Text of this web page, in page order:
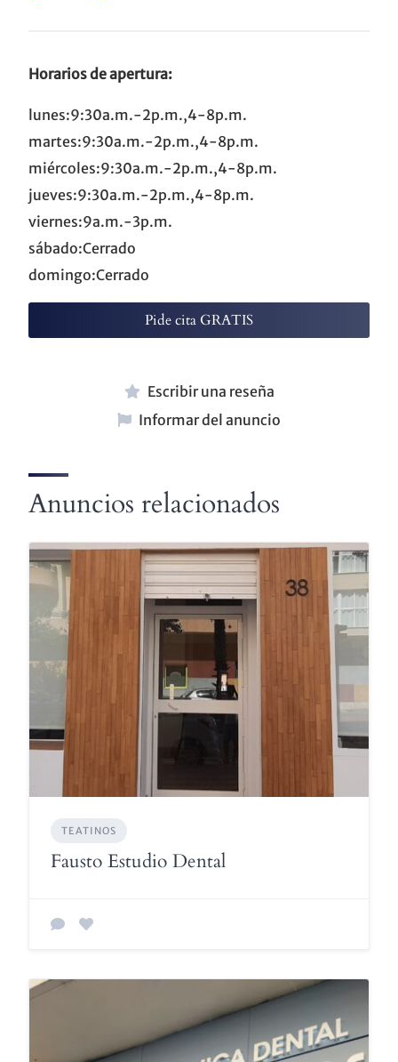
Horarios de apertura:
lunes:9:30a.m.-2p.m.,4-8p.m.
martes:9:30a.m.-2p.m.,4-8p.m.
miércoles:9:30a.m.-2p.m.,4-8p.m.
jueves:9:30a.m.-2p.m.,4-8p.m.
viernes:9a.m.-3p.m.
sábado:Cerrado
domingo:Cerrado
Pide cita GRATIS
Escribir una reseña
Informar del anuncio
Anuncios relacionados
TEATINOS
Fausto Estudio Dental